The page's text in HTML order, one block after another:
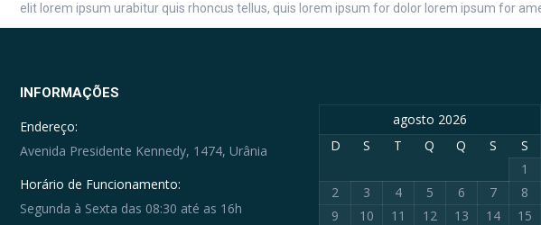
elit lorem ipsum urabitur quis rhoncus tellus, quis lorem ipsum for dolor lorem ipsum for
INFORMAÇÕES
Endereço:
Avenida Presidente Kennedy, 1474, Urânia
Horário de Funcionamento:
Segunda à Sexta das 08:30 até as 16h
agosto 2026
D
S T Q Q S
S
1
2
3 4 5 6 7
8
9
10 11 12 13 14
15